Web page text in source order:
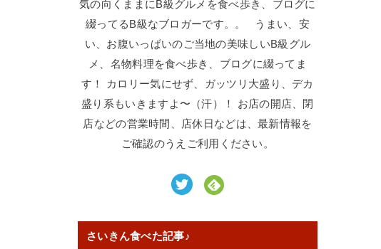
気の向くままにB級グルメを食べ歩き、ブログに
綴ってるB級なブロガーです。。 うまい、安
い、お腹いっぱいのご当地の美味しいB級グル
メ、名物料理を食べ歩き、ブログに綴ってま
す！ カロリー気にせず、ガッツリ大盛り、デカ
盛り系もいきますよ〜（汗）！ お店の開店、閉
店などの営業時間、店休日などは、最新情報を
ご確認のうえご利用ください。
さいきん食べた記事♪